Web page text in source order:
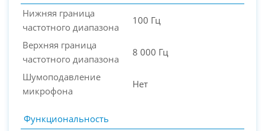
Нижняя граница
частотного диапазона
100 Гц
Верхняя граница
частотного диапазона
8 000 Гц
Шумоподавление
микрофона
Нет
Функциональность